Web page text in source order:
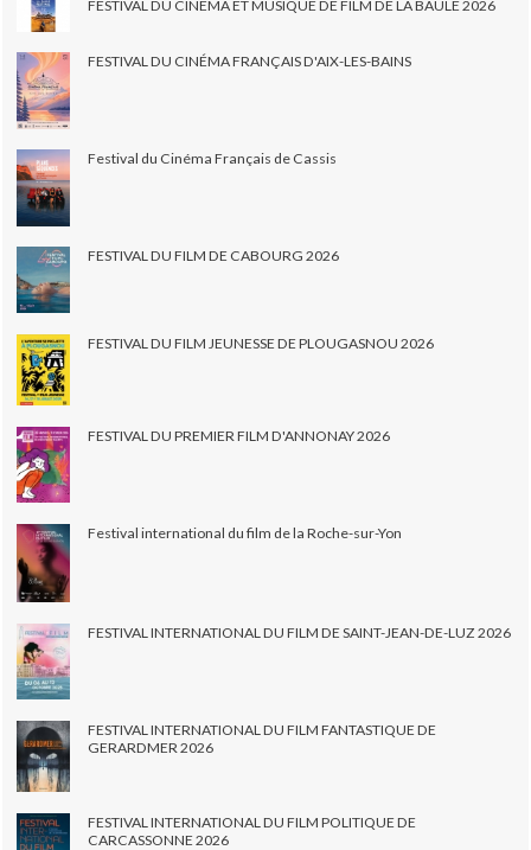
FESTIVAL DU CINEMA ET MUSIQUE DE FILM DE LA BAULE 2026
FESTIVAL DU CINÉMA FRANÇAIS D'AIX-LES-BAINS
Festival du Cinéma Français de Cassis
FESTIVAL DU FILM DE CABOURG 2026
FESTIVAL DU FILM JEUNESSE DE PLOUGASNOU 2026
FESTIVAL DU PREMIER FILM D'ANNONAY 2026
Festival international du film de la Roche-sur-Yon
FESTIVAL INTERNATIONAL DU FILM DE SAINT-JEAN-DE-LUZ 2026
FESTIVAL INTERNATIONAL DU FILM FANTASTIQUE DE
GERARDMER 2026
FESTIVAL INTERNATIONAL DU FILM POLITIQUE DE
CARCASSONNE 2026